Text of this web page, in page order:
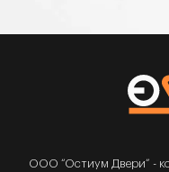
ООО “Остиум Двери” -